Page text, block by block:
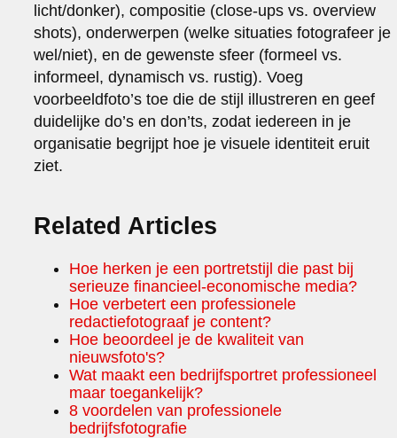
licht/donker), compositie (close-ups vs. overview
shots), onderwerpen (welke situaties fotografeer je
wel/niet), en de gewenste sfeer (formeel vs.
informeel, dynamisch vs. rustig). Voeg
voorbeeldfoto’s toe die de stijl illustreren en geef
duidelijke do’s en don’ts, zodat iedereen in je
organisatie begrijpt hoe je visuele identiteit eruit
ziet.
Related Articles
Hoe herken je een portretstijl die past bij
serieuze financieel-economische media?
Hoe verbetert een professionele
redactiefotograaf je content?
Hoe beoordeel je de kwaliteit van
nieuwsfoto's?
Wat maakt een bedrijfsportret professioneel
maar toegankelijk?
8 voordelen van professionele
bedrijfsfotografie